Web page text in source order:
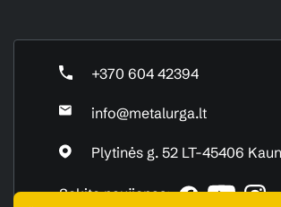
+370 604 42394
info@metalurga.lt
Plytinės g. 52 LT-45406
Sekite naujienas: